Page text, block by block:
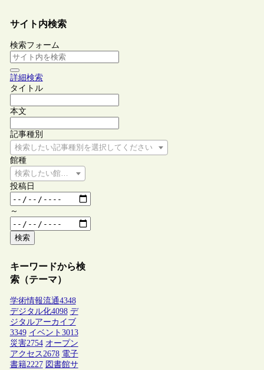
サイト内検索
検索フォーム
詳細検索
タイトル
本文
記事種別
検索したい記事種別を選択してください
館種
検索したい館種を選択してください
投稿日
～
検索
キーワードから検
索（テーマ）
学術情報流通4348
デジタル化4098 デ
ジタルアーカイブ
3349 イベント 3013
災害2754 オープン
アクセス2678 電子
書籍2227 図書館サ